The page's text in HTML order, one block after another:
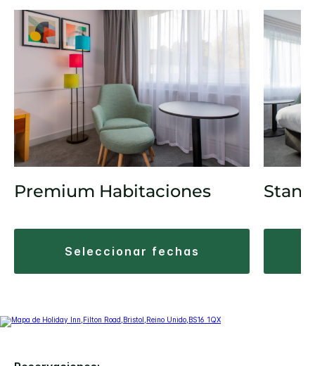
Premium Habitaciones
seleccionar fechas